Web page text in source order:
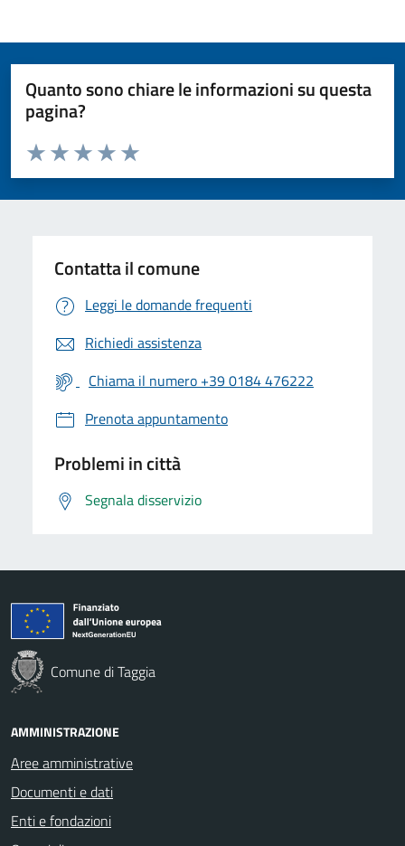
Quanto sono chiare le informazioni su questa
pagina?
Valuta da 1 a 5 stelle la pagina
Valuta 5 stelle su 5
Valuta 4 stelle su 5
Valuta 3 stelle su 5
Valuta 2 stelle su 5
Valuta 1 stelle su 5
Contatta il comune
Leggi le domande frequenti
Richiedi assistenza
Chiama il numero +39 0184 476222
Prenota appuntamento
Problemi in città
Segnala disservizio
Comune di Taggia
AMMINISTRAZIONE
Aree amministrative
Documenti e dati
Enti e fondazioni